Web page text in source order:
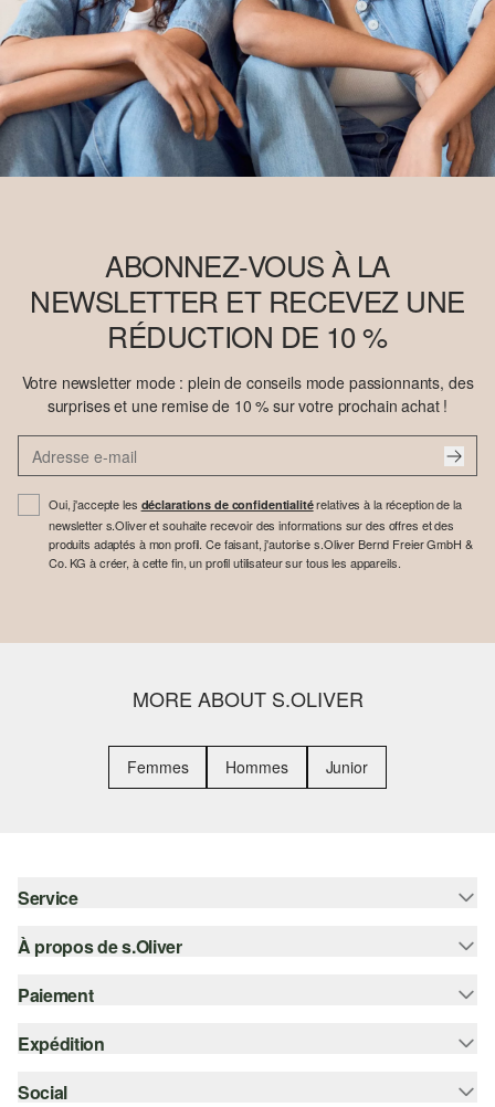
ABONNEZ-VOUS À LA
NEWSLETTER ET RECEVEZ UNE
RÉDUCTION DE 10 %
Votre newsletter mode : plein de conseils mode passionnants, des
surprises et une remise de 10 % sur votre prochain achat !
Oui, j'accepte les déclarations de confidentialitérelatives à la réception de la
newsletter s.Oliver et souhaite recevoir des informations sur des offres et des
produits adaptés à mon profil. Ce faisant, j'autorise s.Oliver Bernd Freier GmbH &
Co. KG à créer, à cette fin, un profil utilisateur sur tous les appareils.
MORE ABOUT S.OLIVER
Femmes Hommes Junior
Service
Aide - FAQ
Guide des tailles
À propos de s.Oliver
S'abonner à la Newsletter
s.Oliver Card
Paiement
Sur facture
Carte de crédit
Expédition
Suivi de colis
Social